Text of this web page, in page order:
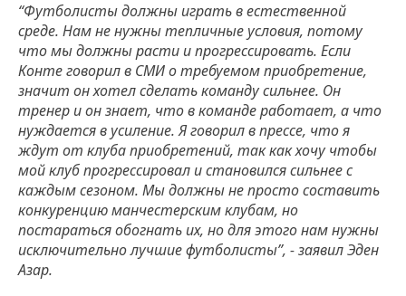
“Футболисты должны играть в естественной
среде. Нам не нужны тепличные условия, потому
что мы должны расти и прогрессировать. Если
Конте говорил в СМИ о требуемом приобретение,
значит он хотел сделать команду сильнее. Он
тренер и он знает, что в команде работает, а что
нуждается в усиление. Я говорил в прессе, что я
ждут от клуба приобретений, так как хочу чтобы
мой клуб прогрессировал и становился сильнее с
каждым сезоном. Мы должны не просто составить
конкуренцию манчестерским клубам, но
постараться обогнать их, но для этого нам нужны
исключительно лучшие футболисты”, - заявил Эден
Азар.